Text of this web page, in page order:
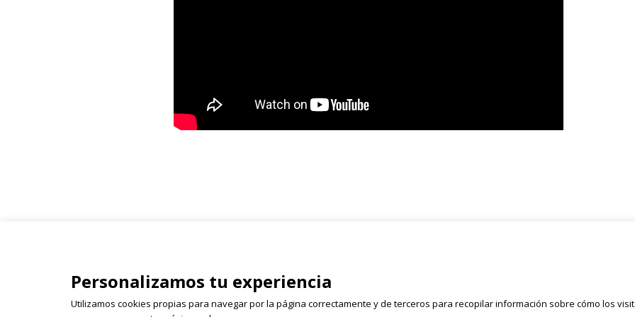
26003 Logroño
941 243 855 | 618 522 655 | 628 054 050
Personalizamos tu experiencia
Utilizamos cookies propias para navegar por la página correctamente y de terceros para recopilar información sobre cómo los